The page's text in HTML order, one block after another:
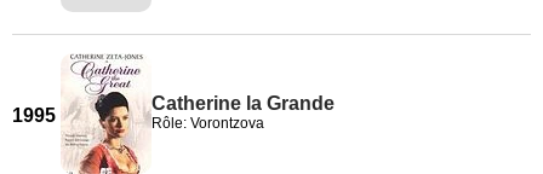
1995
Catherine la Grande
Rôle: Vorontzova